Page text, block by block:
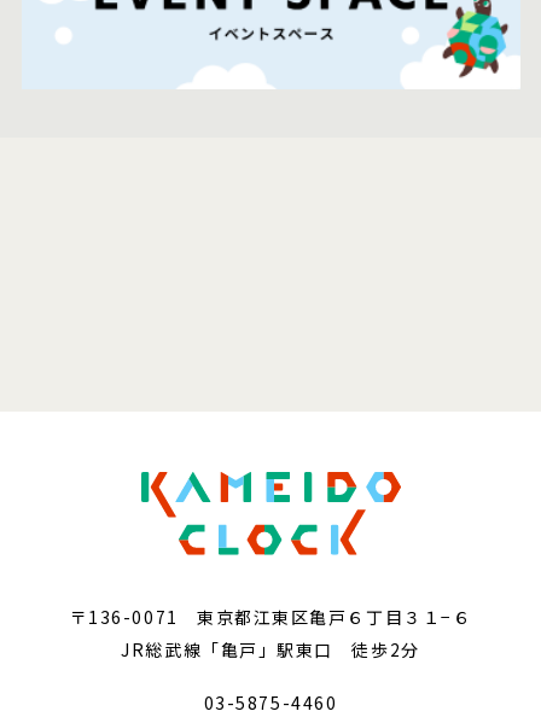
〒136-0071 東京都江東区亀戸６丁目３１−６
JR総武線「亀戸」駅東口 徒歩2分
03-5875-4460